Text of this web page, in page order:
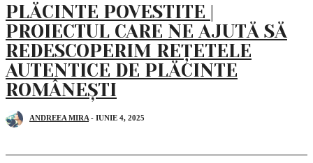
PLĂCINTE POVESTITE |
PROIECTUL CARE NE AJUTĂ SĂ
REDESCOPERIM REȚETELE
AUTENTICE DE PLĂCINTE
ROMÂNEȘTI
ANDREEA MIRA - IUNIE 4, 2025